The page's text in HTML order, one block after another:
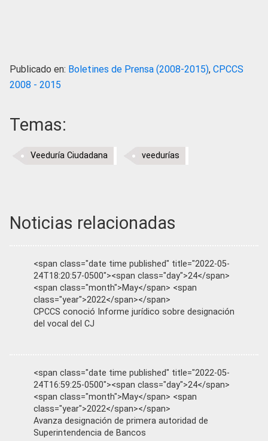
Publicado en: Boletines de Prensa (2008-2015), CPCCS
2008 - 2015
Temas:
Veeduría Ciudadana veedurías
Noticias relacionadas
<span class="date time published" title="2022-05-
24T18:20:57-0500"><span class="day">24</span>
<span class="month">May</span> <span
class="year">2022</span></span>
CPCCS conoció Informe jurídico sobre designación
del vocal del CJ
<span class="date time published" title="2022-05-
24T16:59:25-0500"><span class="day">24</span>
<span class="month">May</span> <span
class="year">2022</span></span>
Avanza designación de primera autoridad de
Superintendencia de Bancos